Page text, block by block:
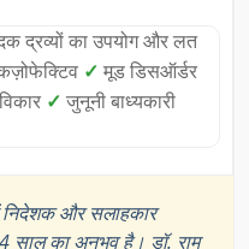
द्रव्यों का उपयोग और लत
✓ मूड डिसऑर्डर
✓ जुनूनी बाध्यकारी
निदेशक और सलाहकार
साल का अनुभव है। डॉ. राम